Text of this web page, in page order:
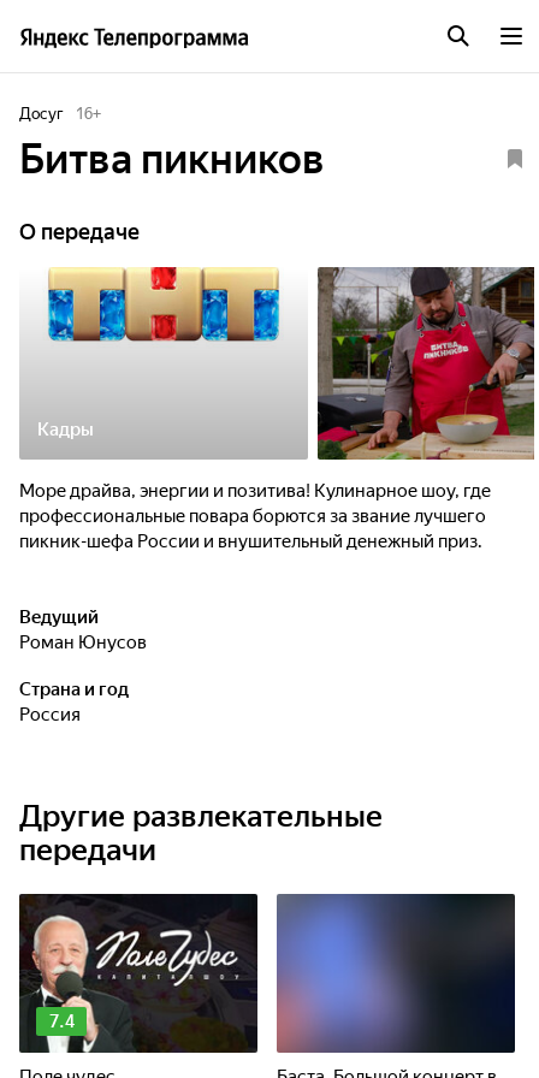
Досуг 16+
Битва пикников
О передаче
Кадры
Море драйва, энергии и позитива! Кулинарное шоу, где
профессиональные повара борются за звание лучшего
пикник-шефа России и внушительный денежный приз.
Ведущий
Роман Юнусов
Страна и год
Россия
Другие развлекательные
передачи
7.4